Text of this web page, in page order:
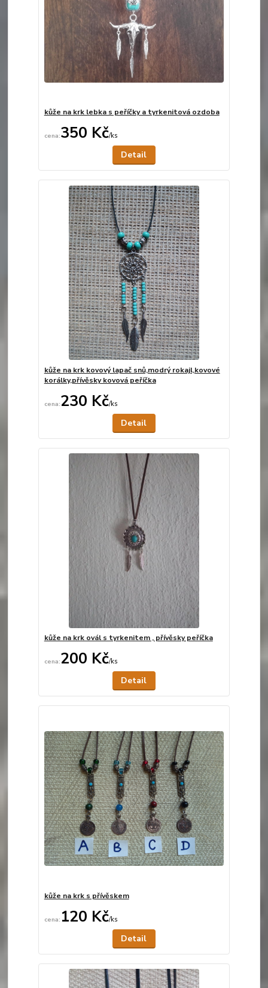
kůže na krk lebka s peříčky a tyrkenitová ozdoba
350 Kč/ks
Detail
kůže na krk kovový lapač snů,modrý rokajl,kovové
korálky,přívěsky kovová peříčka
230 Kč/ks
Detail
kůže na krk ovál s tyrkenitem , přívěsky peříčka
200 Kč/ks
Detail
kůže na krk s přívěskem
120 Kč/ks
Detail